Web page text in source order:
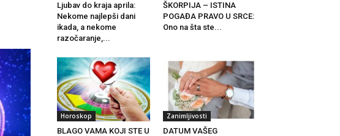
Ljubav do kraja aprila:
Nekome najlepši dani
ikada, a nekome
razočaranje,...
ŠKORPIJA – ISTINA
POGAĐA PRAVO U SRCE:
Ono na šta ste...
Horoskop
BLAGO VAMA KOJI STE U
Zanimljivosti
DATUM VAŠEG